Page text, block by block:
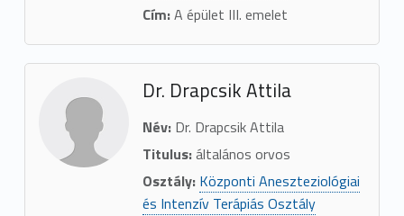
Cím:A épület III. emelet
Dr. Drapcsik Attila
Név:Dr. Drapcsik Attila
Titulus:általános orvos
Osztály: Központi Aneszteziológiai
és Intenzív Terápiás Osztály